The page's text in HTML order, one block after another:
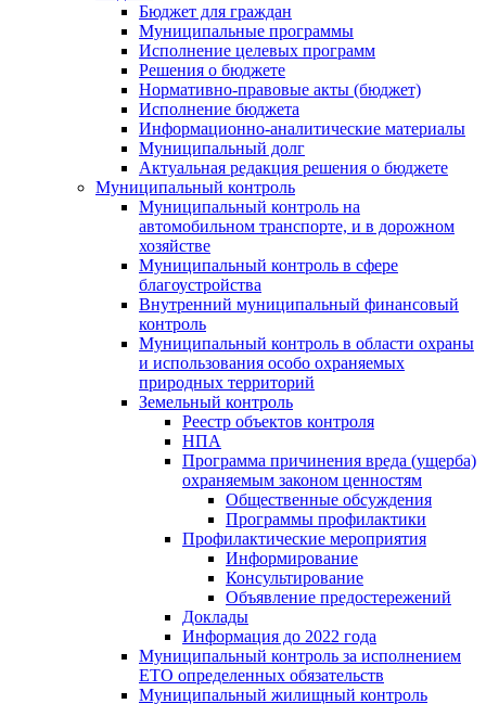
Бюджет для граждан
Муниципальные программы
Исполнение целевых программ
Решения о бюджете
Нормативно-правовые акты (бюджет)
Исполнение бюджета
Информационно-аналитические материалы
Муниципальный долг
Актуальная редакция решения о бюджете
Муниципальный контроль
Муниципальный контроль на
автомобильном транспорте, и в дорожном
хозяйстве
Муниципальный контроль в сфере
благоустройства
Внутренний муниципальный финансовый
контроль
Муниципальный контроль в области охраны
и использования особо охраняемых
природных территорий
Земельный контроль
Реестр объектов контроля
НПА
Программа причинения вреда (ущерба)
охраняемым законом ценностям
Общественные обсуждения
Программы профилактики
Профилактические мероприятия
Информирование
Консультирование
Объявление предостережений
Доклады
Информация до 2022 года
Муниципальный контроль за исполнением
ЕТО определенных обязательств
Муниципальный жилищный контроль